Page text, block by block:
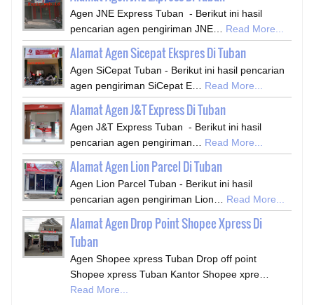
Agen JNE Express Tuban - Berikut ini hasil
pencarian agen pengiriman JNE…
Read More...
Alamat Agen Sicepat Ekspres Di Tuban
Agen SiCepat Tuban - Berikut ini hasil pencarian
agen pengiriman SiCepat E…
Read More...
Alamat Agen J&T Express Di Tuban
Agen J&T Express Tuban - Berikut ini hasil
pencarian agen pengiriman…
Read More...
Alamat Agen Lion Parcel Di Tuban
Agen Lion Parcel Tuban - Berikut ini hasil
pencarian agen pengiriman Lion…
Read More...
Alamat Agen Drop Point Shopee Xpress Di
Tuban
Agen Shopee xpress Tuban Drop off point
Shopee xpress Tuban Kantor Shopee xpre…
Read More...